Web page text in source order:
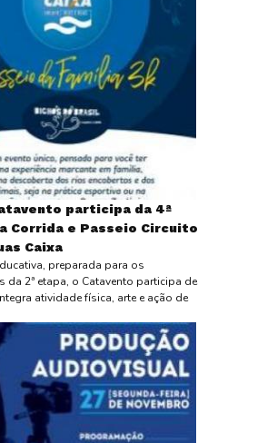
participa da 4ª
Corrida e Passeio Circuito
Caixa
preparada para os
da 2ª etapa, o Catavento participa de
atividade física, arte e ação de